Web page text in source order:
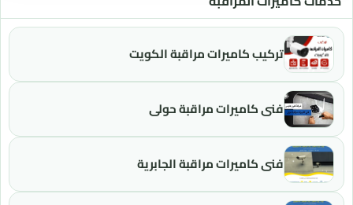
تركيب كاميرات مراقبة الكويت
فني كاميرات مراقبة حولي
فني كاميرات مراقبة الجابرية